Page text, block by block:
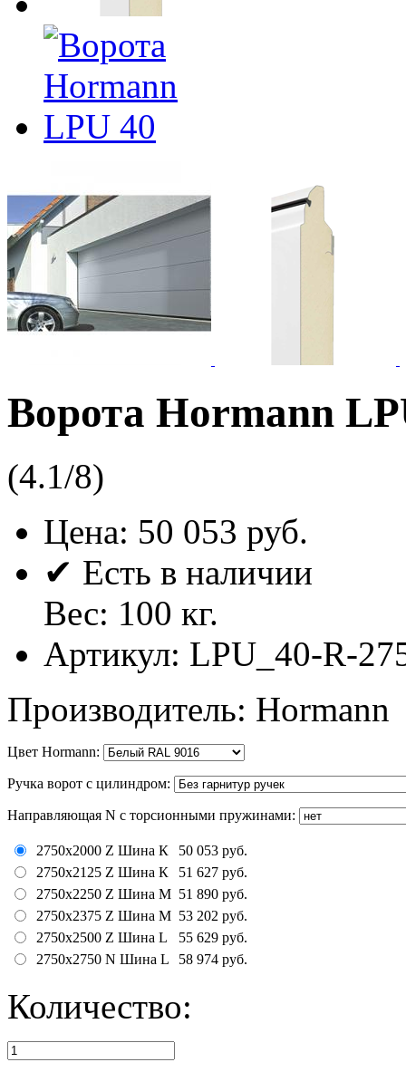
Ворота Hormann
(4.1/8)
Цена: 50 053 руб.
✔ Есть в наличии
Вес: 100 кг.
Артикул: LPU_40-R-
Производитель: Hormann
Цвет Hormann:
Ручка ворот с цилиндром:
Направляющая N c торсионными пружинами:
2750x2000 Z Шина К
50 053 руб.
2750x2125 Z Шина К
51 627 руб.
2750x2250 Z Шина M 51 890 руб.
2750x2375 Z Шина M 53 202 руб.
2750x2500 Z Шина L
55 629 руб.
2750x2750 N Шина L
58 974 руб.
Количество: